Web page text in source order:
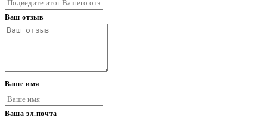
Ваш отзыв
Ваше имя
Ваша эл.почта